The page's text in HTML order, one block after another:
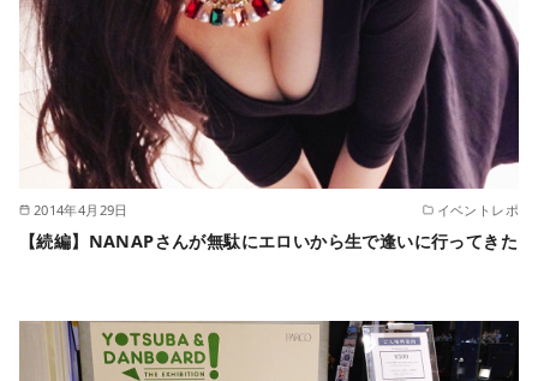
2014年4月29日 イベントレポ
【続編】NANAPさんが無駄にエロいから生で逢いに行ってきた